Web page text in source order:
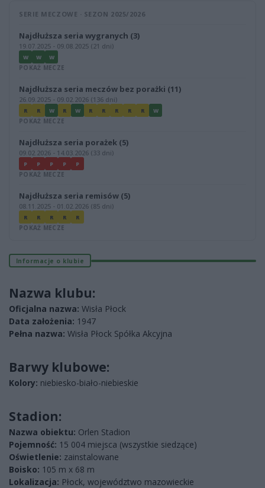
SERIE MECZOWE · SEZON 2025/2026
Najdłuższa seria wygranych (3)
19.07.2025 - 09.08.2025 (21 dni)
W W W
POKAŻ MECZE
Najdłuższa seria meczów bez porażki (11)
26.09.2025 - 09.02.2026 (136 dni)
R R W R W R R R R R W
POKAŻ MECZE
Najdłuższa seria porażek (5)
09.02.2026 - 14.03.2026 (33 dni)
P P P P P
POKAŻ MECZE
Najdłuższa seria remisów (5)
08.11.2025 - 01.02.2026 (85 dni)
R R R R R
POKAŻ MECZE
Informacje o klubie
Nazwa klubu:
Oficjalna nazwa: Wisła Płock
Data założenia: 1947
Pełna nazwa: Wisła Płock Spółka Akcyjna
Barwy klubowe:
Kolory: niebiesko-biało-niebieskie
Stadion:
Nazwa obiektu: Orlen Stadion
Pojemność: 15 004 miejsca (wszystkie siedzące)
Oświetlenie: zainstalowane
Boisko: 105 m x 68 m
Lokalizacja: Płock, województwo mazowieckie